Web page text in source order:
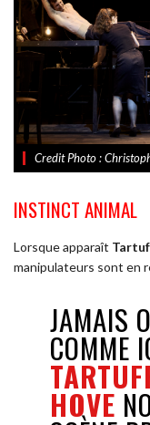
Credit Photo :
INSTINCT ANIMAL
Lorsque apparaît
manipulateurs sont en
JAMAIS
COMME
HOVE